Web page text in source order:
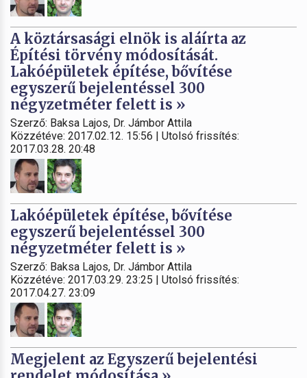
A köztársasági elnök is aláírta az
Építési törvény módosítását.
Lakóépületek építése, bővítése
egyszerű bejelentéssel 300
négyzetméter felett is »
Szerző: Baksa Lajos, Dr. Jámbor Attila
Közzétéve: 2017.02.12. 15:56 | Utolsó frissítés:
2017.03.28. 20:48
Lakóépületek építése, bővítése
egyszerű bejelentéssel 300
négyzetméter felett is »
Szerző: Baksa Lajos, Dr. Jámbor Attila
Közzétéve: 2017.03.29. 23:25 | Utolsó frissítés:
2017.04.27. 23:09
Megjelent az Egyszerű bejelentési